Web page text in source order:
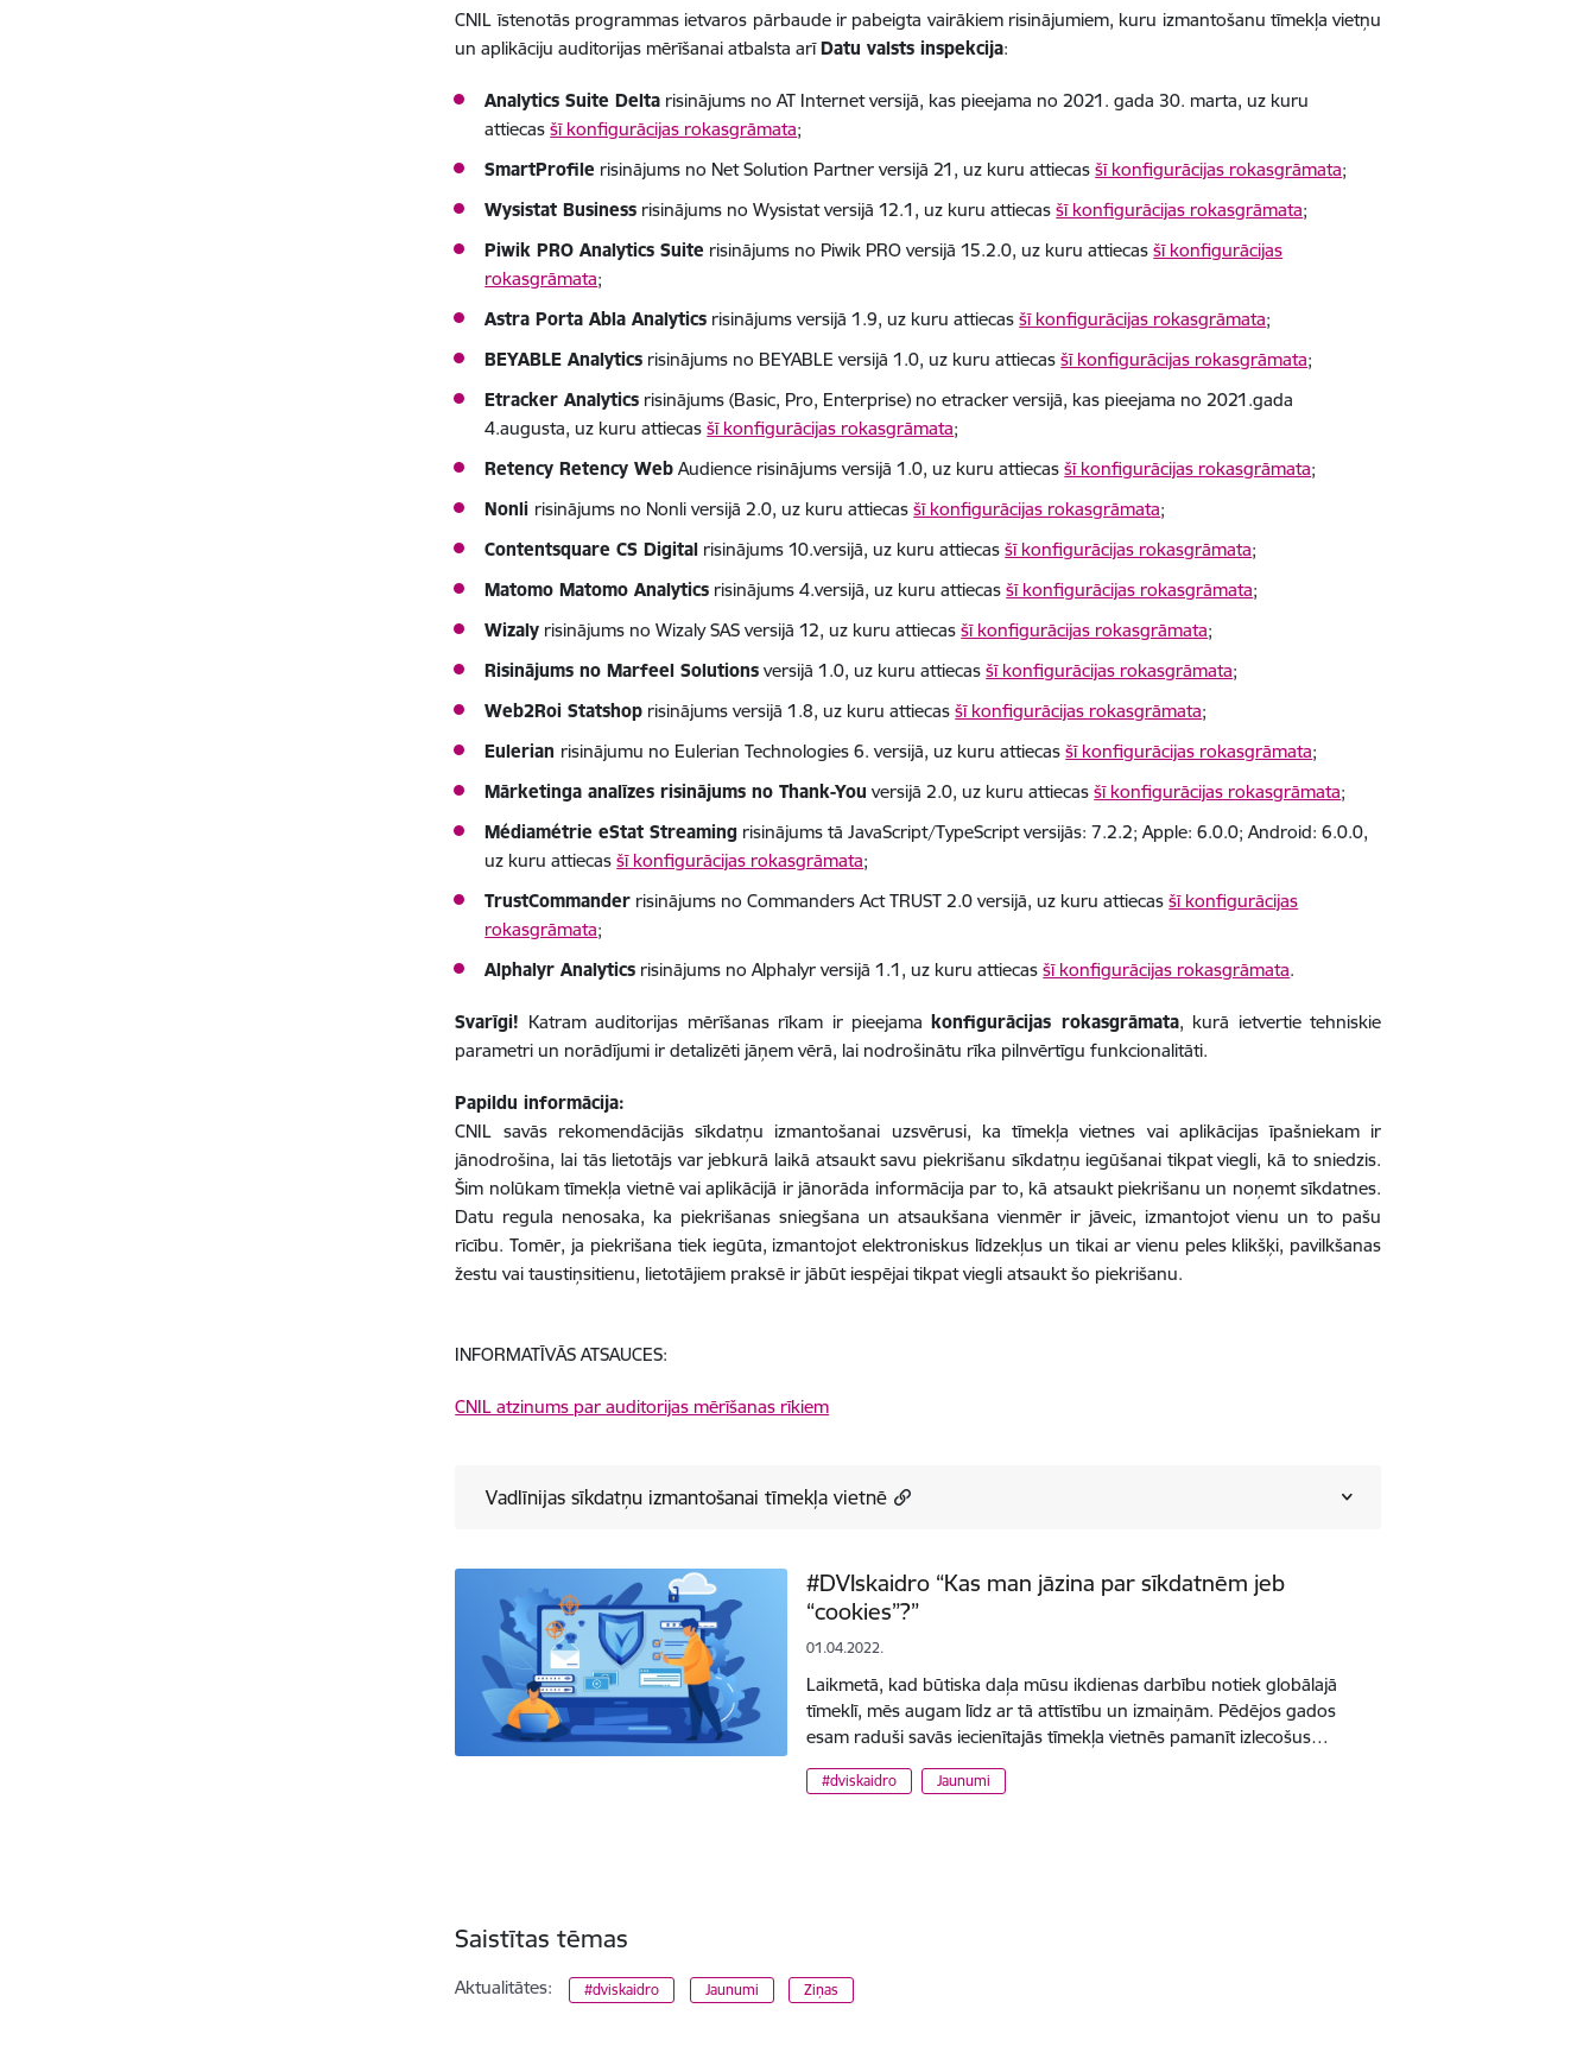
CNIL īstenotās programmas ietvaros pārbaude ir pabeigta vairākiem risinājumiem, kuru izmantošanu tīmekļa vietņu
un aplikāciju auditorijas mērīšanai atbalsta arīDatu valsts inspekcija:
Analytics Suite Delta risinājums no AT Internet versijā, kas pieejama no 2021. gada 30. marta, uz kuru
attiecasšī konfigurācijas rokasgrāmata;
SmartProfile risinājums no Net Solution Partner versijā 21, uz kuru attiecasšī konfigurācijas rokasgrāmata;
Wysistat Business risinājums no Wysistat versijā 12.1, uz kuru attiecasšī konfigurācijas rokasgrāmata;
Piwik PRO Analytics Suite risinājums no Piwik PRO versijā 15.2.0, uz kuru attiecasšī konfigurācijas
rokasgrāmata;
Astra Porta Abla Analytics risinājums versijā 1.9, uz kuru attiecasšī konfigurācijas rokasgrāmata;
BEYABLE Analytics risinājums no BEYABLE versijā 1.0, uz kuru attiecasšī konfigurācijas rokasgrāmata;
Etracker Analytics risinājums (Basic, Pro, Enterprise) no etracker versijā, kas pieejama no 2021.gada
4.augusta, uz kuru attiecasšī konfigurācijas rokasgrāmata;
Retency Retency Web Audience risinājums versijā 1.0, uz kuru attiecasšī konfigurācijas rokasgrāmata;
Nonli risinājums no Nonli versijā 2.0, uz kuru attiecasšī konfigurācijas rokasgrāmata;
Contentsquare CS Digital risinājums 10.versijā, uz kuru attiecasšī konfigurācijas rokasgrāmata;
Matomo Matomo Analytics risinājums 4.versijā, uz kuru attiecasšī konfigurācijas rokasgrāmata;
Wizaly risinājums no Wizaly SAS versijā 12, uz kuru attiecasšī konfigurācijas rokasgrāmata;
Risinājums no Marfeel Solutions versijā 1.0, uz kuru attiecasšī konfigurācijas rokasgrāmata;
Web2Roi Statshop risinājums versijā 1.8, uz kuru attiecasšī konfigurācijas rokasgrāmata;
Eulerian risinājumu no Eulerian Technologies 6. versijā, uz kuru attiecasšī konfigurācijas rokasgrāmata;
Mārketinga analīzes risinājums no Thank-You versijā 2.0, uz kuru attiecasšī konfigurācijas rokasgrāmata;
Médiamétrie eStat Streaming risinājums tā JavaScript/TypeScript versijās: 7.2.2; Apple: 6.0.0; Android: 6.0.0,
uz kuru attiecasšī konfigurācijas rokasgrāmata;
TrustCommander risinājums no Commanders Act TRUST 2.0 versijā, uz kuru attiecasšī konfigurācijas
rokasgrāmata;
Alphalyr Analytics risinājums no Alphalyr versijā 1.1, uz kuru attiecasšī konfigurācijas rokasgrāmata.
Svarīgi! Katram auditorijas mērīšanas rīkam ir pieejama konfigurācijas rokasgrāmata, kurā ietvertie tehniskie
parametri un norādījumi ir detalizēti jāņem vērā, lai nodrošinātu rīka pilnvērtīgu funkcionalitāti.
Papildu informācija:
CNIL savās rekomendācijās sīkdatņu izmantošanai uzsvērusi, ka tīmekļa vietnes vai aplikācijas īpašniekam ir
jānodrošina, lai tās lietotājs var jebkurā laikā atsaukt savu piekrišanu sīkdatņu iegūšanai tikpat viegli, kā to sniedzis.
Šim nolūkam tīmekļa vietnē vai aplikācijā ir jānorāda informācija par to, kā atsaukt piekrišanu un noņemt sīkdatnes.
Datu regula nenosaka, ka piekrišanas sniegšana un atsaukšana vienmēr ir jāveic, izmantojot vienu un to pašu
rīcību. Tomēr, ja piekrišana tiek iegūta, izmantojot elektroniskus līdzekļus un tikai ar vienu peles klikšķi, pavilkšanas
žestu vai taustiņsitienu, lietotājiem praksē ir jābūt iespējai tikpat viegli atsaukt šo piekrišanu.
INFORMATĪVĀS ATSAUCES:
CNIL atzinums par auditorijas mērīšanas rīkiem
Vadlīnijas sīkdatņu izmantošanai tīmekļa vietnē
#DVIskaidro “Kas man jāzina par sīkdatnēm jeb
“cookies”?”
01.04.2022.
Laikmetā, kad būtiska daļa mūsu ikdienas darbību notiek globālajā
tīmeklī, mēs augam līdz ar tā attīstību un izmaiņām. Pēdējos gados
esam raduši savās iecienītajās tīmekļa vietnēs pamanīt izlecošus…
#dviskaidro Jaunumi
Saistītas tēmas
Aktualitātes: #dviskaidro Jaunumi Ziņas